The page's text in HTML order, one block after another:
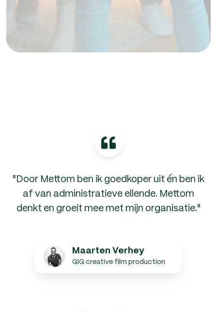
"Door Mettom ben ik goedkoper uit én ben ik
af van administratieve ellende. Mettom
denkt en groeit mee met mijn organisatie."
Maarten Verhey
GIG creative film production
Maarten
Verhey